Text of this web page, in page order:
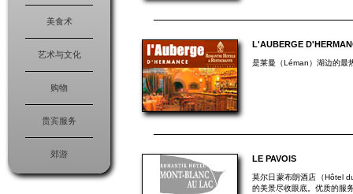
美食术
艺术与文化
购物
贵宾服务
郊游
L'AUBERGE
是莱曼（Léman）湖边的最
LE PAVOIS
莫尔日蒙布朗酒店（Hôtel
的美景尽收眼底。优质的服